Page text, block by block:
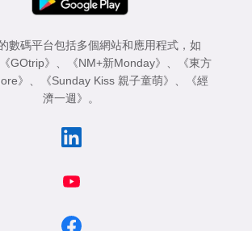
數碼平台包括多個網站和應用程式，如
《GOtrip》 、 《NM+新Monday》 、
《東方
》 、 《Sunday Kiss 親子童萌》 、
《經
濟一週》 。